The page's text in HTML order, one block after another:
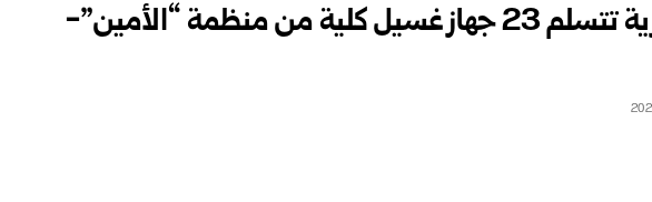
الصحة السورية تتسلم 23 جهاز غسيل كلية من منظمة “الأمين”-